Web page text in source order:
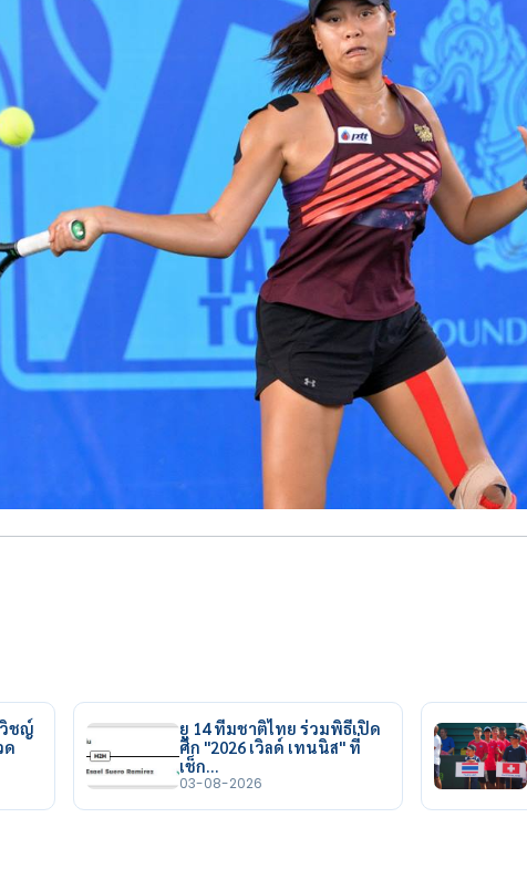
ชญ์
ด
ยู 14 ทีมชาติไทย ร่วมพิธีเปิด
ศึก "2026 เวิลด์ เทนนิส" ที่
เช็ก…
03-08-2026